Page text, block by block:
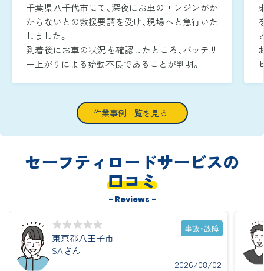
千葉県八千代市にて、深夜にお車のエンジンがか
からないとの救援要請を受け、現場へと急行いた
しました。
到着後にお車の状況を確認したところ、バッテリ
ー上がりによる始動不良であることが判明。
速に復旧作業へ取り掛かりました。
ブースターケーブルをバッテリー端子へ確実に
つなぎ、ジャンピング作業を実施し、到着から約
きました。
作業事例一覧を見る
セーフティロードサービスの
口コミ
- Reviews -
東京都八王子市
SAさん
事故・故障
2026/08/02